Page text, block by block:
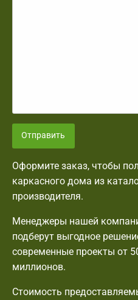
Отправить
Оформите заказ, чтобы
каркасного дома из
производителя.
Менеджеры нашей
подберут выгодное
современные проекты от
миллионов.
Стоимость